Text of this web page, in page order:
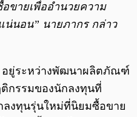
ขายเพื่ออำนวยความ
น่นอน” นายภากร กล่าว
อยู่ระหว่างพัฒนาผลิตภัณฑ์
กรรมของนักลงทุนที่
ลงทุนรุ่นใหม่ที่นิยมซื้อขาย